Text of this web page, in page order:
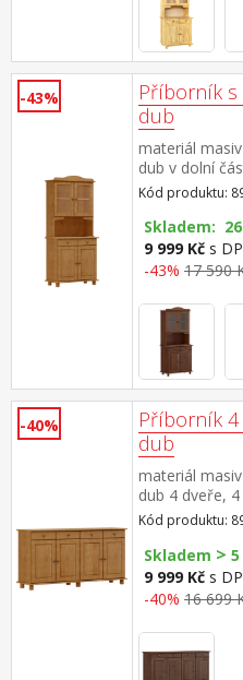
-43%
Příborník s
dub
materiál
dub v dolní
pojezdy v
Kód produktu:
Skladem:
9 999 Kč s
-43% 17 590
-40%
Příborník 4
dub
materiál
dub 4 dveře,
police
Kód produktu:
Skladem >
9 999 Kč s
-40% 16 699